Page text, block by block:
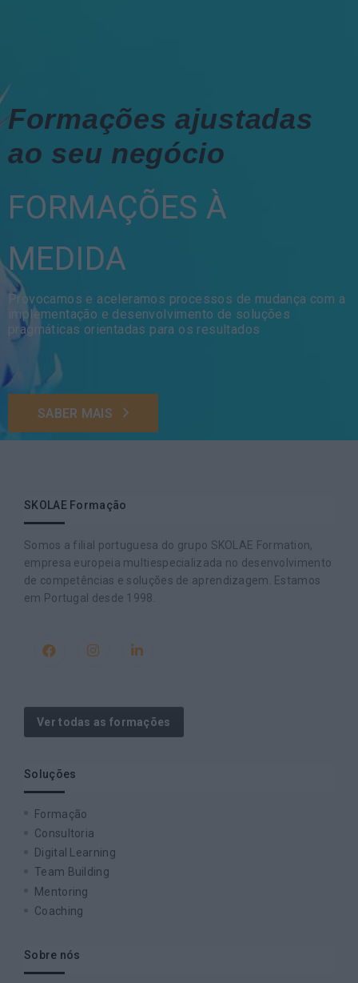
Formações ajustadas
ao seu negócio
FORMAÇÕES À
MEDIDA
Provocamos e aceleramos processos de mudança com a
implementação e desenvolvimento de soluções
pragmáticas orientadas para os resultados
SABER MAIS
SKOLAE Formação
Somos a filial portuguesa do grupo SKOLAE Formation,
empresa europeia multiespecializada no desenvolvimento
de competências e soluções de aprendizagem. Estamos
em Portugal desde 1998.
Ver todas as formações
Soluções
Formação
Consultoria
Digital Learning
Team Building
Mentoring
Coaching
Sobre nós